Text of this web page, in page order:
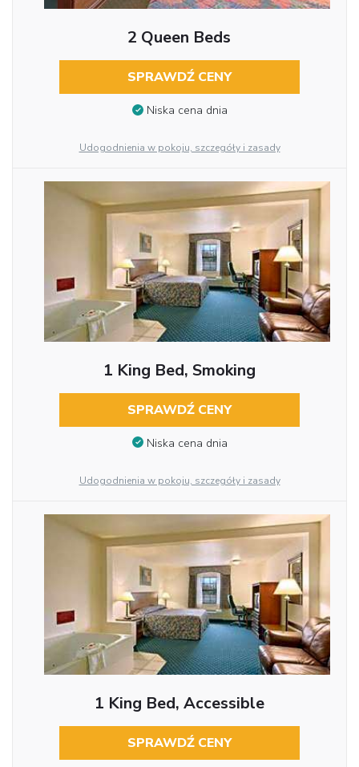
2 Queen Beds
SPRAWDŹ CENY
Niska cena dnia
Udogodnienia w pokoju, szczegóły i zasady
1 King Bed, Smoking
SPRAWDŹ CENY
Niska cena dnia
Udogodnienia w pokoju, szczegóły i zasady
1 King Bed, Accessible
SPRAWDŹ CENY